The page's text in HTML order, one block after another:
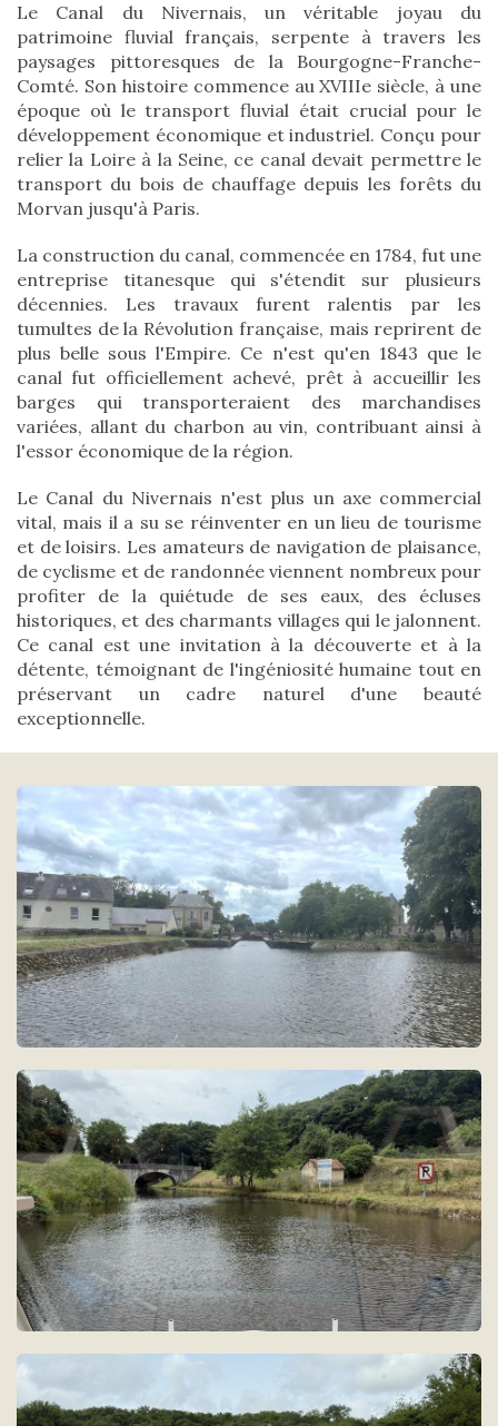
Le Canal du Nivernais, un véritable joyau du
patrimoine fluvial français, serpente à travers les
paysages pittoresques de la Bourgogne-Franche-
Comté. Son histoire commence au XVIIIe siècle, à une
époque où le transport fluvial était crucial pour le
développement économique et industriel. Conçu pour
relier la Loire à la Seine, ce canal devait permettre le
transport du bois de chauffage depuis les forêts du
Morvan jusqu'à Paris.
La construction du canal, commencée en 1784, fut une
entreprise titanesque qui s'étendit sur plusieurs
décennies. Les travaux furent ralentis par les
tumultes de la Révolution française, mais reprirent de
plus belle sous l'Empire. Ce n'est qu'en 1843 que le
canal fut officiellement achevé, prêt à accueillir les
barges qui transporteraient des marchandises
variées, allant du charbon au vin, contribuant ainsi à
l'essor économique de la région.
Le Canal du Nivernais n'est plus un axe commercial
vital, mais il a su se réinventer en un lieu de tourisme
et de loisirs. Les amateurs de navigation de plaisance,
de cyclisme et de randonnée viennent nombreux pour
profiter de la quiétude de ses eaux, des écluses
historiques, et des charmants villages qui le jalonnent.
Ce canal est une invitation à la découverte et à la
détente, témoignant de l'ingéniosité humaine tout en
préservant un cadre naturel d'une beauté
exceptionnelle.